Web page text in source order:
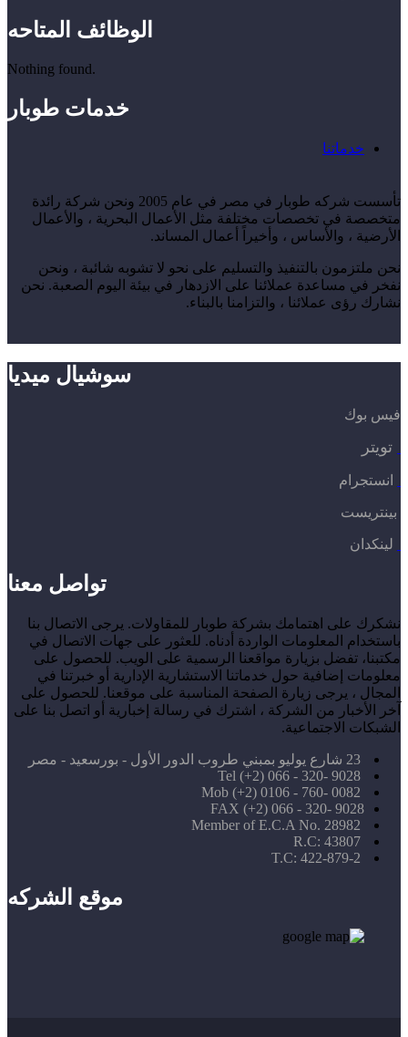
الوظائف المتاحه
Nothing found.
خدمات طوبار
خدماتنا
تأسست شركه طوبار في مصر في عام 2005 ونحن شركة رائدة
متخصصة في تخصصات مختلفة مثل الأعمال البحرية ، والأعمال
الأرضية ، والأساس ، وأخيراً أعمال المساند.
نحن ملتزمون بالتنفيذ والتسليم على نحو لا تشوبه شائبة ، ونحن
نفخر في مساعدة عملائنا على الازدهار في بيئة اليوم الصعبة. نحن
نشارك رؤى عملائنا ، والتزامنا بالبناء.
سوشيال ميديا
فيس بوك
تويتر
انستجرام
بينتريست
لينكدان
تواصل معنا
نشكرك على اهتمامك بشركة طوبار للمقاولات. يرجى الاتصال بنا
باستخدام المعلومات الواردة أدناه. للعثور على جهات الاتصال في
مكتبنا، تفضل بزيارة مواقعنا الرسمية على الويب. للحصول على
معلومات إضافية حول خدماتنا الاستشارية الإدارية أو خبرتنا في
المجال ، يرجى زيارة الصفحة المناسبة على موقعنا. للحصول على
آخر الأخبار من الشركة ، اشترك في رسالة إخبارية أو اتصل بنا على
الشبكات الاجتماعية.
FAX (+2) 066 - 320- 9028
موقع الشركه